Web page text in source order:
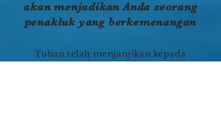
akan menjadikan Anda seorang
penakluk yang berkemenangan
Tuhan telah menjanjikan kepada
umat-Nya di dalam Ulangan 28:7